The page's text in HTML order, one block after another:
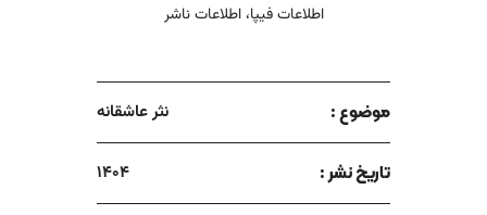
اطلاعات فیپا، اطلاعات ناشر
موضوع : نثر عاشقانه
تاریخ نشر : 1404